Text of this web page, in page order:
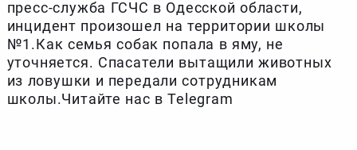
пресс-служба ГСЧС в Одесской области,
инцидент произошел на территории школы
№1.Как семья собак попала в яму, не
уточняется. Спасатели вытащили животных
из ловушки и передали сотрудникам
школы.Читайте нас в Telegram